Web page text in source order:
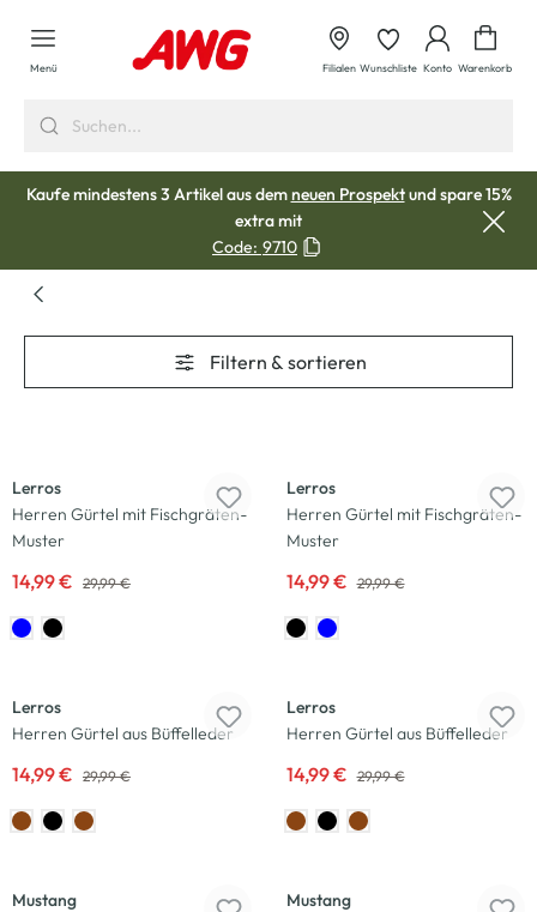
springen
Menü Filialen Wunschliste Konto Warenkorb
Kaufe mindestens 3 Artikel aus demneuen Prospektund spare 15%
extra mit
Code: 9710
Filtern & sortieren
Lerros
Herren Gürtel mit Fischgräten-
Muster
14,99 € 29,99 €
Lerros
Herren Gürtel mit Fischgräten-
Muster
14,99 € 29,99 €
Lerros
Herren Gürtel aus Büffelleder
14,99 € 29,99 €
Lerros
Herren Gürtel aus Büffelleder
14,99 € 29,99 €
Mustang
Mustang